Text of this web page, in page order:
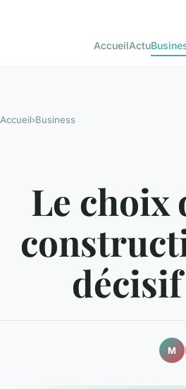
AccueilActu
Accueil›Business
Le choix
M